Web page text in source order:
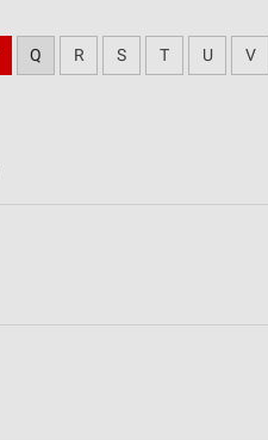
Q R S T U V